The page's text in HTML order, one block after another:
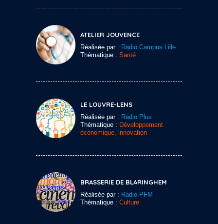
ATELIER JOUVENCE
Réalisée par : Radio Campus Lille
Thématique : Santé
LE LOUVRE-LENS
Réalisée par : Radio Plus
Thématique : Développement
économique, innovation
BRASSERIE DE BLARINGHEM
Réalisée par : Radio PFM
Thématique : Culture